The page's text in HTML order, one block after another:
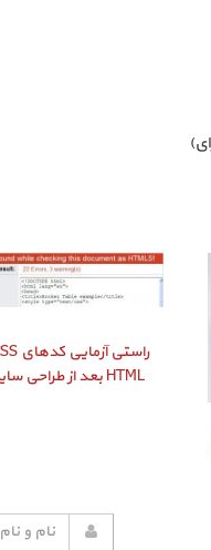
HTML بعد از طراحی سایت